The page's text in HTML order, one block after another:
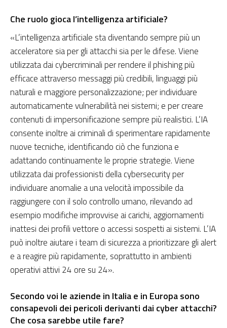
Che ruolo gioca l’intelligenza artificiale?
«L’intelligenza artificiale sta diventando sempre più un
acceleratore sia per gli attacchi sia per le difese.Viene
utilizzata dai cybercriminali per rendere il phishing più
efficace attraverso messaggi più credibili, linguaggi più
naturali e maggiore personalizzazione; per individuare
automaticamente vulnerabilità nei sistemi; e per creare
contenuti di impersonificazione sempre più realistici. L’IA
consente inoltre ai criminali di sperimentare rapidamente
nuove tecniche, identificando ciò che funziona e
adattando continuamente le proprie strategie. Viene
utilizzata dai professionisti della cybersecurity per
individuare anomalie a una velocità impossibile da
raggiungere con il solo controllo umano, rilevando ad
esempio modifiche improvvise ai carichi, aggiornamenti
inattesi dei profili vettore o accessi sospetti ai sistemi. L’IA
può inoltre aiutare i team di sicurezza a prioritizzare gli alert
e a reagire più rapidamente, soprattutto in ambienti
operativi attivi 24 ore su 24».
Secondo voi le aziende in Italia e in Europa sono
consapevoli dei pericoli derivanti dai cyber attacchi?
Che cosa sarebbe utile fare?